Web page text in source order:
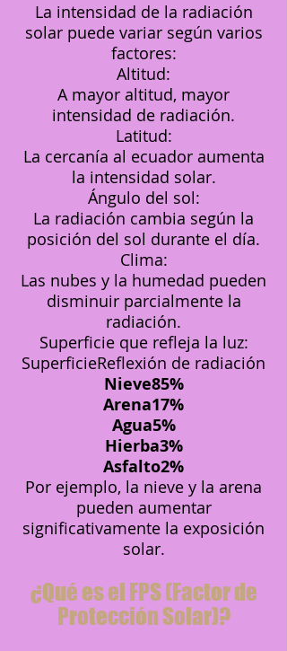
La intensidad de la radiación
solar puede variar según varios
factores:
Altitud:
A mayor altitud, mayor
intensidad de radiación.
Latitud:
La cercanía al ecuador aumenta
la intensidad solar.
Ángulo del sol:
La radiación cambia según la
posición del sol durante el día.
Clima:
Las nubes y la humedad pueden
disminuir parcialmente la
radiación.
Superficie que refleja la luz:
SuperficieReflexión de radiación
Nieve85%
Arena17%
Agua5%
Hierba3%
Asfalto2%
Por ejemplo, la nieve y la arena
pueden aumentar
significativamente la exposición
solar.
¿Qué es el FPS (Factor de
Protección Solar)?